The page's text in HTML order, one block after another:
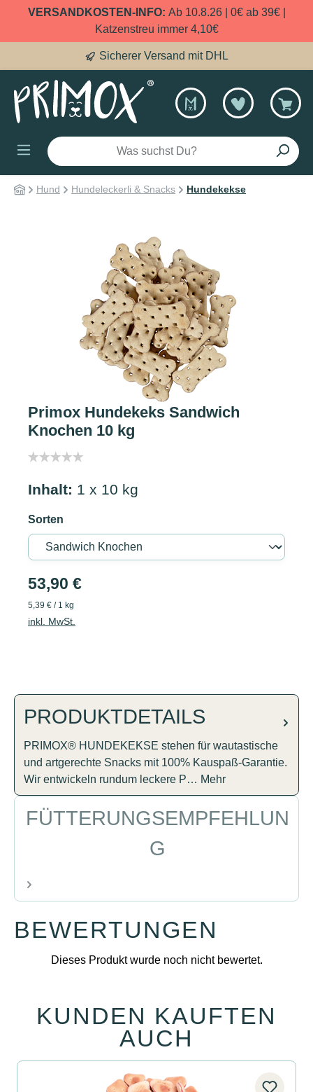
springen
VERSANDKOSTEN-INFO: Ab 10.8.26 | 0€ ab 39€ |
Katzenstreu immer 4,10€
Sicherer Versand mit DHL
Hund Hundeleckerli & Snacks Hundekekse
Bildergalerie überspringen
Primox Hundekeks Sandwich
Knochen 10 kg
Inhalt: 1 x 10 kg
Sorten
53,90 €
5,39 € / 1 kg
inkl. MwSt.
PRODUKTDETAILS
PRIMOX® HUNDEKEKSE stehen für wautastische
und artgerechte Snacks mit 100% Kauspaß-Garantie.
Wir entwickeln rundum leckere P… Mehr
FÜTTERUNGSEMPFEHLUN
G
BEWERTUNGEN
Produktgalerie überspringen
KUNDEN KAUFTEN
AUCH